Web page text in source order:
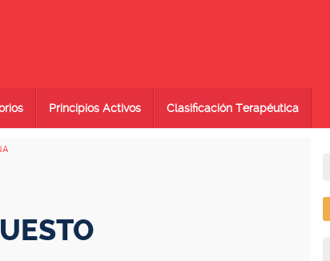
Principios Activos Clasificación Terapéutica